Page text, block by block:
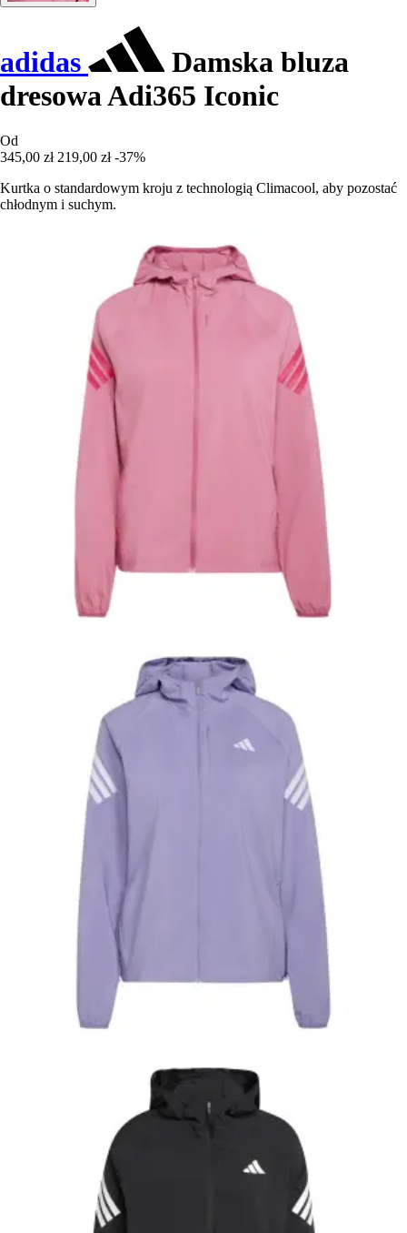
adidas
Damska bluza
dresowa Adi365 Iconic
Od
345,00 zł 219,00 zł -37%
Kurtka o standardowym kroju z technologią Climacool, aby pozostać
chłodnym i suchym.